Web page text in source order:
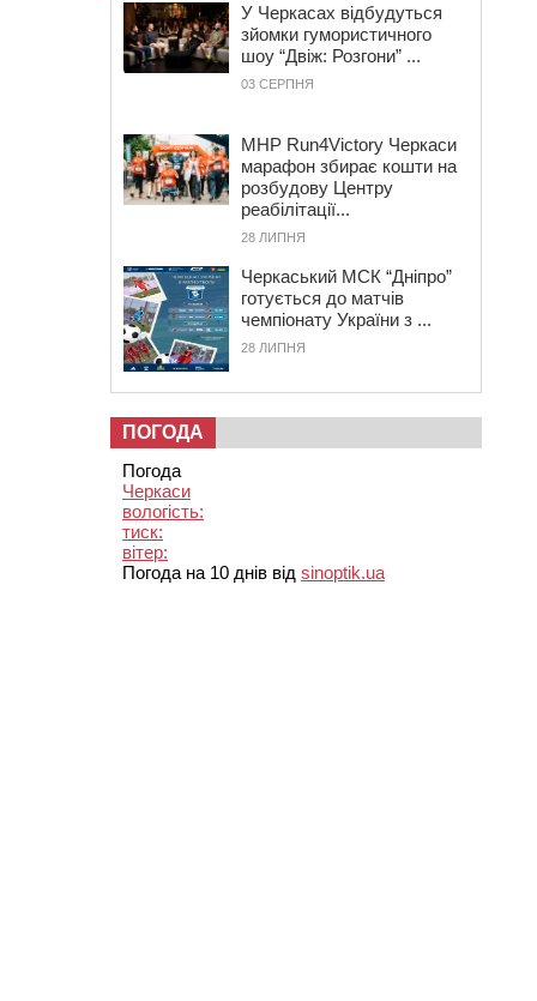
У Черкасах відбудуться
зйомки гумористичного
шоу “Двіж: Розгони” ...
03 СЕРПНЯ
MHP Run4Victory Черкаси
марафон збирає кошти на
розбудову Центру
реабілітації...
28 ЛИПНЯ
Черкаський МСК “Дніпро”
готується до матчів
чемпіонату України з ...
28 ЛИПНЯ
ПОГОДА
Погода
Черкаси
вологість:
тиск:
вітер:
Погода на 10 днів від sinoptik.ua